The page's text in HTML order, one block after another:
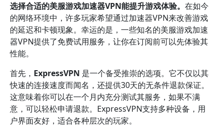
选择合适的美服游戏加速器VPN能提升游戏体验。 在如今
的网络环境中，许多玩家希望通过加速器VPN来改善游戏
的延迟和卡顿现象。幸运的是，一些知名的美服游戏加速
器VPN提供了免费试用服务，让你在订阅前可以先体验其
性能。
首先， ExpressVPN 是一个备受推崇的选项。它不仅以其
快速的连接速度而闻名，还提供30天的无条件退款保证。
这意味着你可以在一个月内充分测试其服务，如果不满
意，可以轻松申请退款。ExpressVPN支持多种设备，用
户界面友好，适合各种层次的玩家。